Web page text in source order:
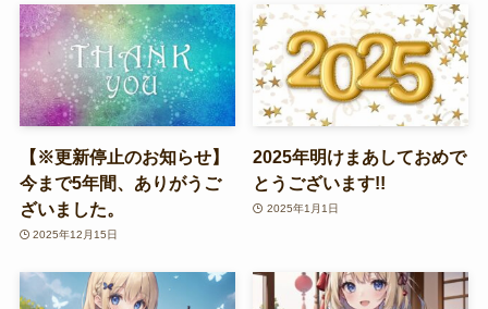
【※更新停止のお知らせ】
今まで5年間、ありがうご
ざいました。
2025年12月15日
2025年明けまあしておめで
とうございます!!
2025年1月1日